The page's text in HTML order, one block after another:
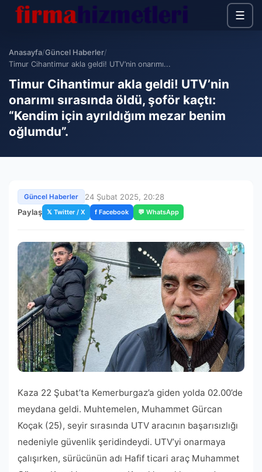
☰
Anasayfa/Güncel Haberler/
Timur Cihantimur akla geldi! UTV’nin onarımı...
Timur Cihantimur akla geldi! UTV’nin
onarımı sırasında öldü, şoför kaçtı:
“Kendim için ayrıldığım mezar benim
oğlumdu”.
Güncel Haberler
24 Şubat 2025, 20:28
Paylaş 𝕏 Twitter / X f Facebook 💬 WhatsApp
Kaza 22 Şubat’ta Kemerburgaz’a giden yolda 02.00’de
meydana geldi. Muhtemelen, Muhammet Gürcan
Koçak (25), seyir sırasında UTV aracının başarısızlığı
nedeniyle güvenlik şeridindeydi. UTV’yi onarmaya
çalışırken, sürücünün adı Hafif ticari araç Muhammet